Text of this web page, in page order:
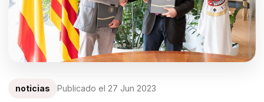
noticias Publicado el 27 Jun 2023